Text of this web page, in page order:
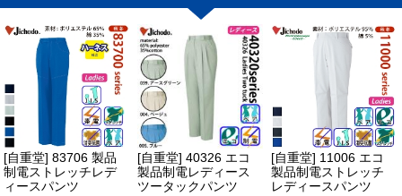
[自重堂] 83706 製品
制電ストレッチレデ
ィースパンツ
[自重堂] 40326 エコ
製品制電レディース
ツータックパンツ
[自重堂] 11006 エコ
製品制電ストレッチ
レディースパンツ